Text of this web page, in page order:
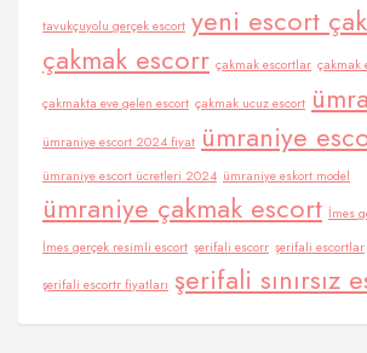
tavukçuyolu gerçek escort yeni escort
çakmak escorr çakmak escortlar çakmak
çakmakta eve gelen escort çakmak ucuz escort
ümraniye escort 2024 fiyat ümraniye
ümraniye escort ücretleri 2024 ümraniye eskort model
ümraniye çakmak escort İmes
İmes gerçek resimli escort şerifali escorr şerifali escortlar
şerifali escortr fiyatları şerifali sınırsız